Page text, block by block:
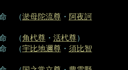
（淤母陀流尊・ 阿夜訶
（角杙尊・ 活杙尊）
（宇比地邇尊・ 須比智